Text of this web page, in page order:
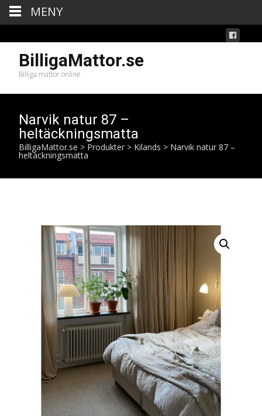
BilligaMattor.se
Billiga mattor online
Narvik natur 87 –
heltäckningsmatta
BilligaMattor.se > Produkter > Kilands > Narvik natur 87 –
heltäckningsmatta
MENY